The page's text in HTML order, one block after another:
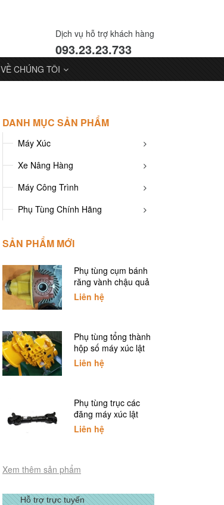
Dịch vụ hỗ trợ khách hàng
093.23.23.733
VỀ CHÚNG TÔI
DANH MỤC SẢN PHẨM
Máy Xúc
Xe Nâng Hàng
Máy Công Trình
Phụ Tùng Chính Hãng
SẢN PHẨM MỚI
Phụ tùng cụm bánh
răng vành chậu quả
dứa xúc lật SDLG
Liên hệ
Phụ tùng tổng thành
hộp số máy xúc lật
SDLG
Liên hệ
Phụ tùng trục các
đăng máy xúc lật
SDLG
Liên hệ
Xem thêm sản phẩm
Hỗ trợ trực tuyến